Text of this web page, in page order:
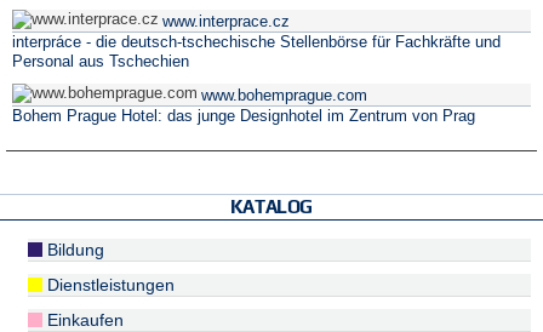
www.interprace.cz
interpráce - die deutsch-tschechische Stellenbörse für Fachkräfte und
Personal aus Tschechien
www.bohemprague.com
Bohem Prague Hotel: das junge Designhotel im Zentrum von Prag
KATALOG
Bildung
Dienstleistungen
Einkaufen